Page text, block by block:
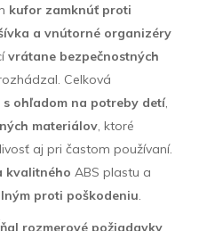
kufor zamknúť proti
a vnútorné organizéry
vrátane bezpečnostných
Celková
s ohľadom na potreby detí,
materiálov, ktoré
aj pri častom používaní.
kvalitného ABS plastu a
proti poškodeniu.
rozmerové požiadavky